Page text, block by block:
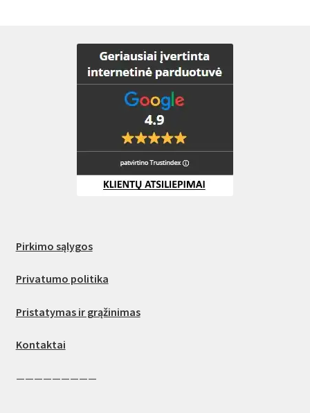
Pirkimo sąlygos
Privatumo politika
Pristatymas ir grąžinimas
Kontaktai
—————————